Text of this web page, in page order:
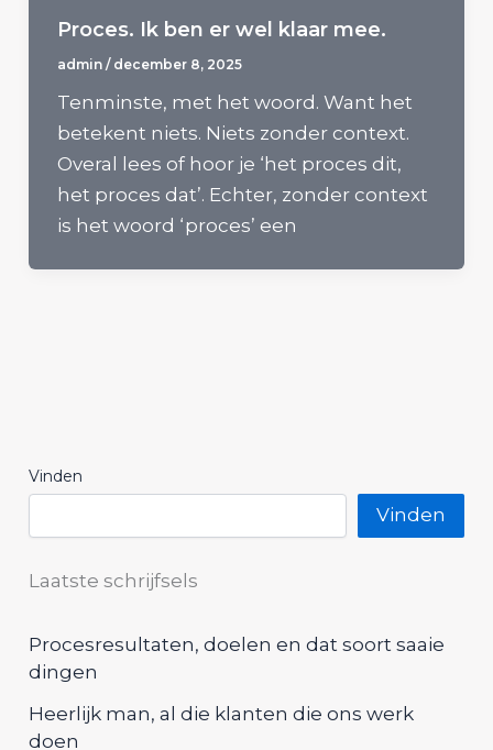
Proces. Ik ben er wel klaar mee.
admin / december 8, 2025
Tenminste, met het woord. Want het
betekent niets. Niets zonder context.
Overal lees of hoor je ‘het proces dit,
het proces dat’. Echter, zonder context
is het woord ‘proces’ een
Vinden
Vinden
Laatste schrijfsels
Procesresultaten, doelen en dat soort saaie
dingen
Heerlijk man, al die klanten die ons werk
doen